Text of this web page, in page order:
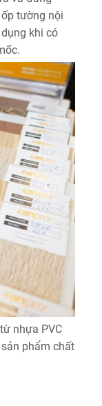
tường nội
khi có
nhựa PVC
phẩm chất